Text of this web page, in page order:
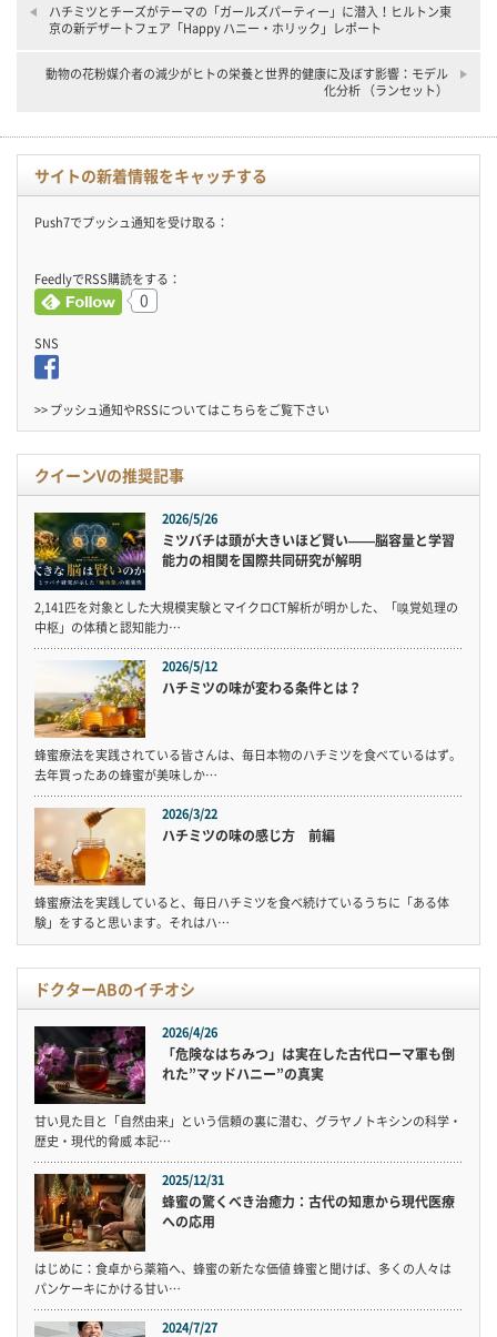
ハチミツとチーズがテーマの「ガールズパーティー」に潜入！ヒルトン東
京の新デザートフェア「Happy ハニー・ホリック」レポート
動物の花粉媒介者の減少がヒトの栄養と世界的健康に及ぼす影響：モデル
化分析 （ランセット）
サイトの新着情報をキャッチする
Push7でプッシュ通知を受け取る：
FeedlyでRSS購読をする：
0
SNS
>> プッシュ通知やRSSについてはこちらをご覧下さい
クイーンVの推奨記事
2026/5/26
ミツバチは頭が大きいほど賢い——脳容量と学習
能力の相関を国際共同研究が解明
2,141匹を対象とした大規模実験とマイクロCT解析が明かした、「嗅覚処理の
中枢」の体積と認知能力…
2026/5/12
ハチミツの味が変わる条件とは？
蜂蜜療法を実践されている皆さんは、毎日本物のハチミツを食べているはず。
去年買ったあの蜂蜜が美味しか…
2026/3/22
ハチミツの味の感じ方 前編
蜂蜜療法を実践していると、毎日ハチミツを食べ続けているうちに「ある体
験」をすると思います。それはハ…
ドクターABのイチオシ
2026/4/26
「危険なはちみつ」は実在した古代ローマ軍も倒
れた”マッドハニー”の真実
甘い見た目と「自然由来」という信頼の裏に潜む、グラヤノトキシンの科学・
歴史・現代的脅威 本記…
2025/12/31
蜂蜜の驚くべき治癒力：古代の知恵から現代医療
への応用
はじめに：食卓から薬箱へ、蜂蜜の新たな価値 蜂蜜と聞けば、多くの人々は
パンケーキにかける甘い…
2024/7/27